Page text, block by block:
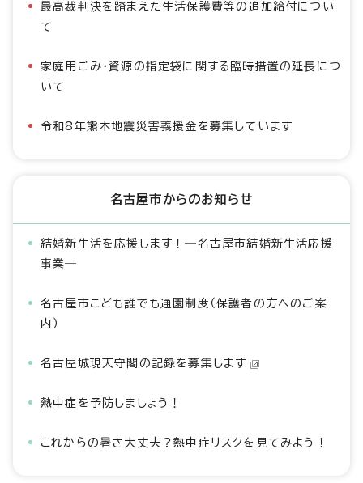
最高裁判決を踏まえた生活保護費等の追加給付につい
て
家庭用ごみ・資源の指定袋に関する臨時措置の延長につ
いて
令和8年熊本地震災害義援金を募集しています
名古屋市からのお知らせ
結婚新生活を応援します！―名古屋市結婚新生活応援
事業―
名古屋市こども誰でも通園制度（保護者の方へのご案
内）
名古屋城現天守閣の記録を募集します
熱中症を予防しましょう！
これからの暑さ大丈夫？熱中症リスクを見てみよう！